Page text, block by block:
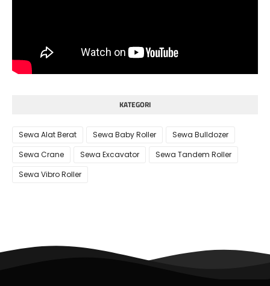
KATEGORI
Sewa Alat Berat Sewa Baby Roller
Sewa Bulldozer
Sewa Crane
Sewa Excavator
Sewa Tandem Roller
Sewa Vibro Roller